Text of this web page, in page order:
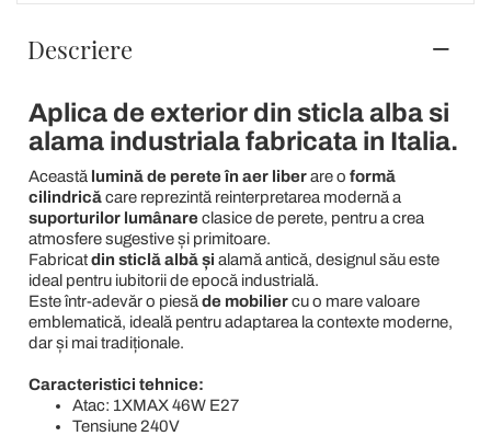
Descriere
Aplica de exterior din sticla alba si
alama industriala fabricata in Italia.
Această lumină de perete în aer liberare o formă
cilindricăcare reprezintă reinterpretarea modernă a
suporturilor lumânareclasice de perete, pentru a crea
atmosfere sugestive și primitoare.
Fabricatdin sticlă albă și alamă antică, designul său este
ideal pentru iubitorii de epocă industrială.
Este într-adevăr o piesă de mobiliercu o mare valoare
emblematică, ideală pentru adaptarea la contexte moderne,
dar și mai tradiționale.
Caracteristici tehnice:
Atac: 1XMAX 46W E27
Tensiune 240V